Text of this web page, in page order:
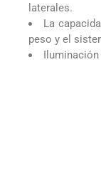
laterales.
La
peso y el